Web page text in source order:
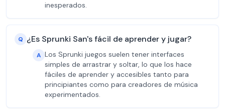
inesperados.
Q ¿Es Sprunki San's fácil de aprender y jugar?
A Los Sprunki juegos suelen tener interfaces
simples de arrastrar y soltar, lo que los hace
fáciles de aprender y accesibles tanto para
principiantes como para creadores de música
experimentados.